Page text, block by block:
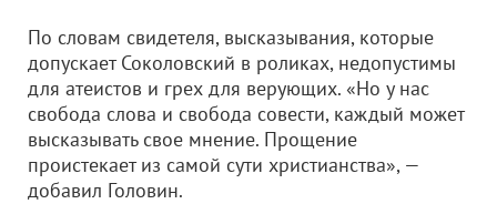
По словам свидетеля, высказывания, которые
допускает Соколовский в роликах, недопустимы
для атеистов и грех для верующих. «Но у нас
свобода слова и свобода совести, каждый может
высказывать свое мнение. Прощение
проистекает из самой сути христианства», —
добавил Головин.